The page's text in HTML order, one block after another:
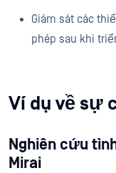
Giám sát các
phép sau khi
Ví dụ về sự
Nghiên cứu
Mirai